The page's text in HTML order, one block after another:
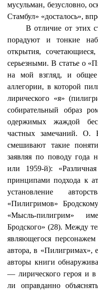
мусульман, безусловно,
Стамбул» «досталось»,
В отличие от этих
порадуют и тонкие
открытия,
серьезными. В статье о
на мой взгляд, и общее
аллегории, в которой
лирического «я»
собирательный образ
одержимых жаждой
частных замечаний.
смешивают такие
заявляя по поводу года
или 1959-й):
принципами подхода к
установление
«Пилигримов»
«Мысль-пилигрим»
Бродского» (28). Между
являющегося
автора, в «Пилигримах»,
авторы книги
— лирического героя и в
ли оправданно